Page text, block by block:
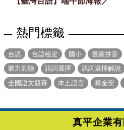
熱門標籤
台語 台語檢定 國小 臺羅拼音
聽力測驗
語詞選擇 語詞選擇解說
全國語文競賽
本土語言 蔡金安
真平企業有